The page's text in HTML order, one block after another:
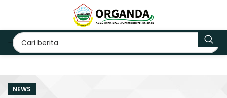
NEWS